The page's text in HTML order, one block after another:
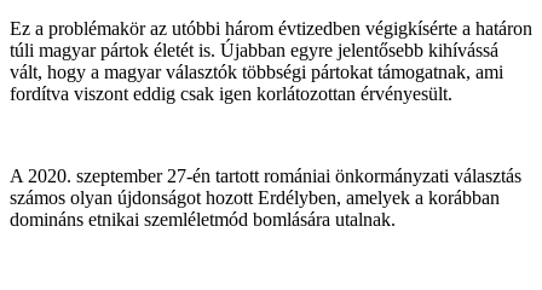
Ez a problémakör az utóbbi három évtizedben végigkísérte a határon
túli magyar pártok életét is. Újabban egyre jelentősebb kihívássá
vált, hogy a magyar választók többségi pártokat támogatnak, ami
fordítva viszont eddig csak igen korlátozottan érvényesült.
A 2020. szeptember 27-én tartott romániai önkormányzati választás
számos olyan újdonságot hozott Erdélyben, amelyek a korábban
domináns etnikai szemléletmód bomlására utalnak.